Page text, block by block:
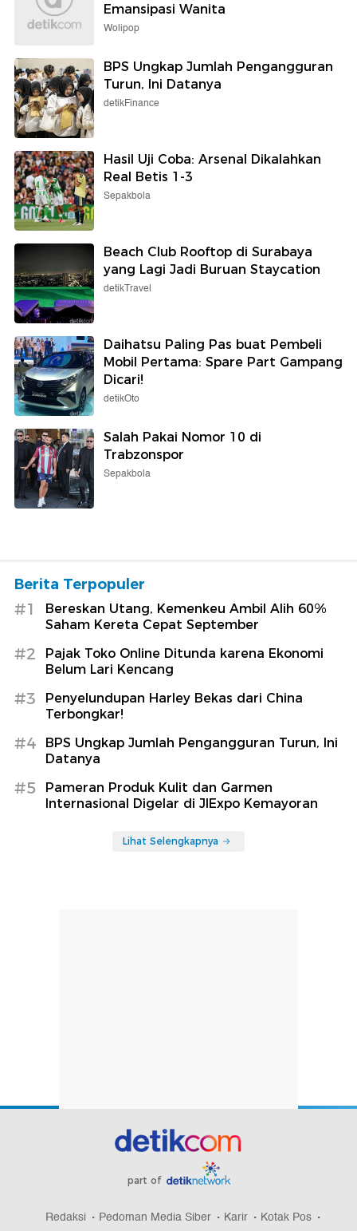
Emansipasi Wanita
Wolipop
BPS Ungkap Jumlah Pengangguran
Turun, Ini Datanya
detikFinance
Hasil Uji Coba: Arsenal Dikalahkan
Real Betis 1-3
Sepakbola
Beach Club Rooftop di Surabaya
yang Lagi Jadi Buruan Staycation
detikTravel
Daihatsu Paling Pas buat Pembeli
Mobil Pertama: Spare Part Gampang
Dicari!
detikOto
Salah Pakai Nomor 10 di
Trabzonspor
Sepakbola
Berita Terpopuler
#1
Bereskan Utang, Kemenkeu Ambil Alih 60%
Saham Kereta Cepat September
#2
Pajak Toko Online Ditunda karena Ekonomi
Belum Lari Kencang
#3
Penyelundupan Harley Bekas dari China
Terbongkar!
#4
BPS Ungkap Jumlah Pengangguran Turun, Ini
Datanya
#5
Pameran Produk Kulit dan Garmen
Internasional Digelar di JIExpo Kemayoran
Lihat Selengkapnya
part of
Redaksi Pedoman Media Siber Karir
Kotak Pos